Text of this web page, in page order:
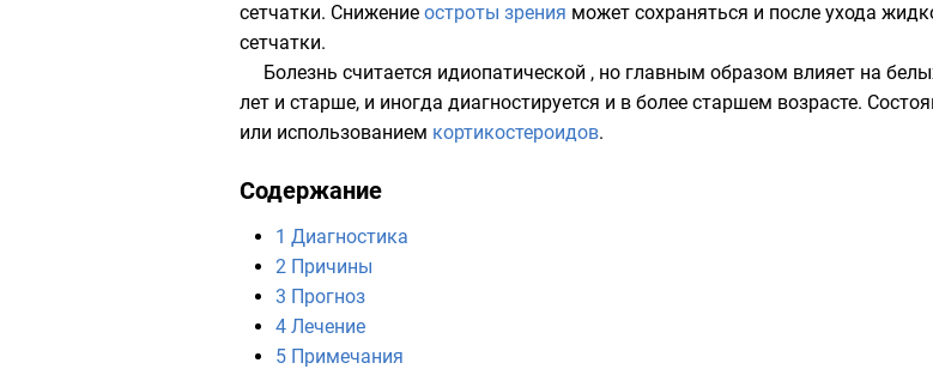
сетчатки. Снижение остроты зрения может сохраняться и после ухода
сетчатки.
Болезнь считается идиопатической , но главным образом влияет на
лет и старше, и иногда диагностируется и в более старшем возрасте.
или использованием кортикостероидов.
Содержание
1 Диагностика
2 Причины
3 Прогноз
4 Лечение
5 Примечания